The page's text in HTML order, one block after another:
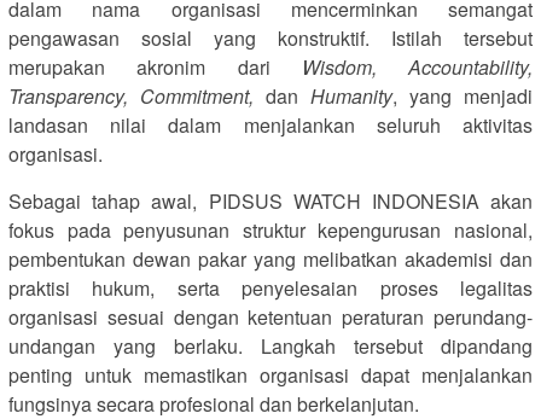
dalam nama organisasi mencerminkan semangat
pengawasan sosial yang konstruktif. Istilah tersebut
merupakan akronim dari Wisdom, Accountability,
Transparency, Commitment, dan Humanity, yang menjadi
landasan nilai dalam menjalankan seluruh aktivitas
organisasi.
Sebagai tahap awal, PIDSUS WATCH INDONESIA akan
fokus pada penyusunan struktur kepengurusan nasional,
pembentukan dewan pakar yang melibatkan akademisi dan
praktisi hukum, serta penyelesaian proses legalitas
organisasi sesuai dengan ketentuan peraturan perundang-
undangan yang berlaku. Langkah tersebut dipandang
penting untuk memastikan organisasi dapat menjalankan
fungsinya secara profesional dan berkelanjutan.